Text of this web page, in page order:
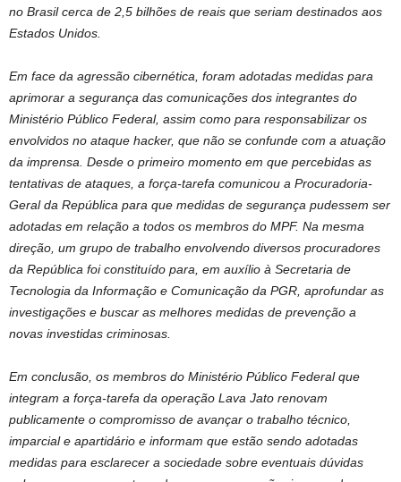
no Brasil cerca de 2,5 bilhões de reais que seriam destinados aos
Estados Unidos.
Em face da agressão cibernética, foram adotadas medidas para
aprimorar a segurança das comunicações dos integrantes do
Ministério Público Federal, assim como para responsabilizar os
envolvidos no ataque hacker, que não se confunde com a atuação
da imprensa. Desde o primeiro momento em que percebidas as
tentativas de ataques, a força-tarefa comunicou a Procuradoria-
Geral da República para que medidas de segurança pudessem ser
adotadas em relação a todos os membros do MPF. Na mesma
direção, um grupo de trabalho envolvendo diversos procuradores
da República foi constituído para, em auxílio à Secretaria de
Tecnologia da Informação e Comunicação da PGR, aprofundar as
investigações e buscar as melhores medidas de prevenção a
novas investidas criminosas.
Em conclusão, os membros do Ministério Público Federal que
integram a força-tarefa da operação Lava Jato renovam
publicamente o compromisso de avançar o trabalho técnico,
imparcial e apartidário e informam que estão sendo adotadas
medidas para esclarecer a sociedade sobre eventuais dúvidas